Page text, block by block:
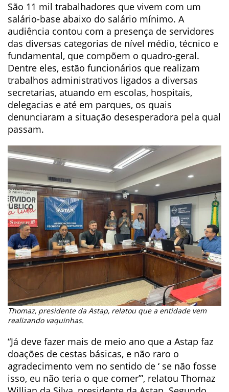
São 11 mil trabalhadores que vivem com um
salário-base abaixo do salário mínimo. A
audiência contou com a presença de servidores
das diversas categorias de nível médio, técnico e
fundamental, que compõem o quadro-geral.
Dentre eles, estão funcionários que realizam
trabalhos administrativos ligados a diversas
secretarias, atuando em escolas, hospitais,
delegacias e até em parques, os quais
denunciaram a situação desesperadora pela qual
passam.
Thomaz, presidente da Astap, relatou que a entidade vem
realizando vaquinhas.
“Já deve fazer mais de meio ano que a Astap faz
doações de cestas básicas, e não raro o
agradecimento vem no sentido de ‘ se não fosse
isso, eu não teria o que comer’”, relatou Thomaz